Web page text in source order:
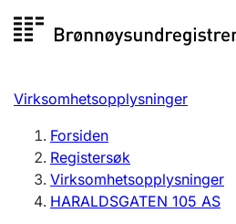
til
Registersøk
Aksjeselskap
Enkeltpersonforetak
Registrere, endre, slette
Virksomhetsopplysninger
Forsiden
Registersøk
Virksomhetsopplysninger
HARALDSGATEN 105 AS